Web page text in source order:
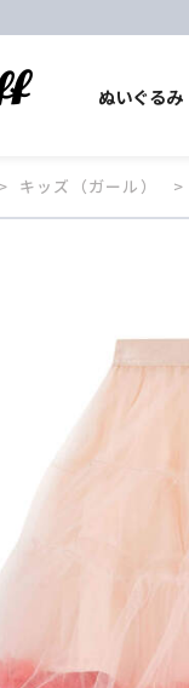
ぬいぐるみ
キッズ（ガール）